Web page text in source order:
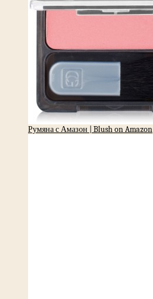
Румяна с Амазон | Blush on Amazon